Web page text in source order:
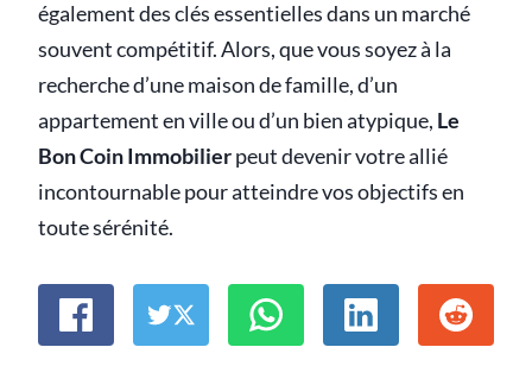
également des clés essentielles dans un marché
souvent compétitif. Alors, que vous soyez à la
recherche d’une maison de famille, d’un
appartement en ville ou d’un bien atypique, Le
Bon Coin Immobilierpeut devenir votre allié
incontournable pour atteindre vos objectifs en
toute sérénité.